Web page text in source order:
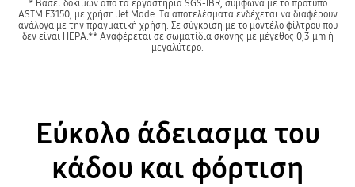
* Βάσει δοκιμών από τα εργαστήρια SGS-IBR, σύμφωνα με το πρότυπο
ASTM F3150, με χρήση Jet Mode. Τα αποτελέσματα ενδέχεται να διαφέρουν
ανάλογα με την πραγματική χρήση. Σε σύγκριση με το μοντέλο φίλτρου που
δεν είναι HEPA.** Αναφέρεται σε σωματίδια σκόνης με μέγεθος 0,3 μm ή
μεγαλύτερο.
Εύκολο άδειασμα του
κάδου και φόρτιση